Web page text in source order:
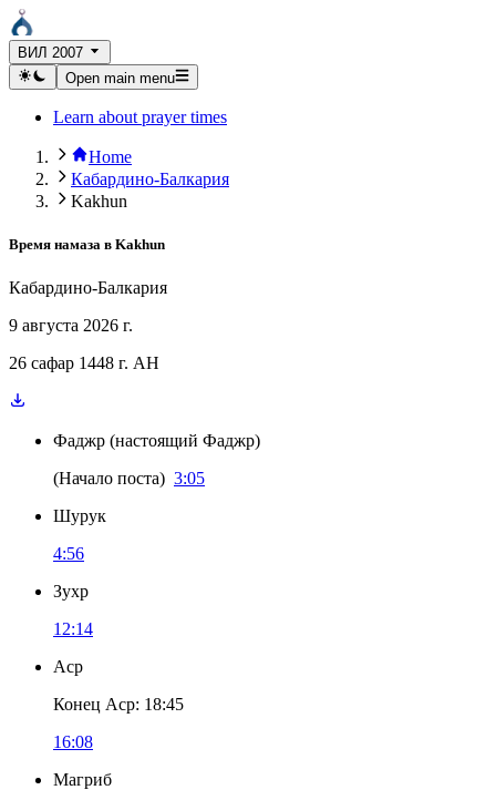
ВИЛ 2007
Open main menu
Learn about prayer times
Home
Кабардино-Балкария
Kakhun
Время намаза в Kakhun
Кабардино-Балкария
9 августа 2026 г.
26 сафар 1448 г. AH
Фаджр (настоящий Фаджр)
(Начало поста) 3:05
Шурук
4:56
Зухр
12:14
Аср
Конец Аср: 18:45
16:08
Магриб